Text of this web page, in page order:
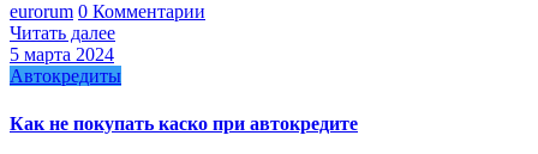
eurorum 0 Комментарии
Читать далее
5 марта 2024
Автокредиты
Как не покупать каско при автокредите